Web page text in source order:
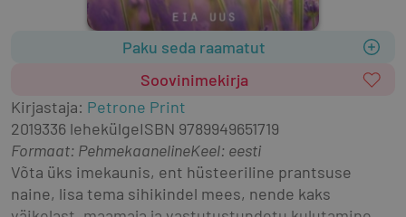
Paku seda raamatut
Soovinimekirja
Kirjastaja: Petrone Print
2019336 lehekülgeISBN 9789949651719
Formaat: PehmekaanelineKeel: eesti
Võta üks imekaunis, ent hüsteeriline prantsuse
naine, lisa tema sihikindel mees, nende kaks